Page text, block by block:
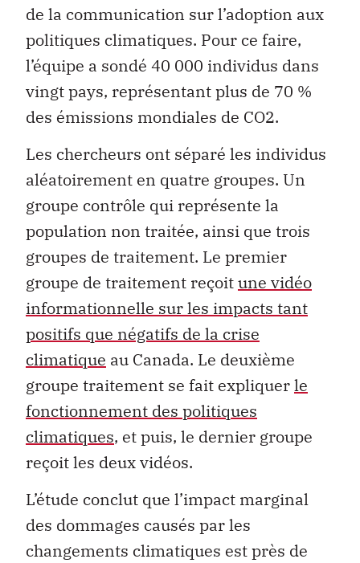
de la communication sur l’adoption aux
politiques climatiques. Pour ce faire,
l’équipe a sondé 40 000 individus dans
vingt pays, représentant plus de 70 %
des émissions mondiales de CO2.
Les chercheurs ont séparé les individus
aléatoirement en quatre groupes. Un
groupe contrôle qui représente la
population non traitée, ainsi que trois
groupes de traitement. Le premier
groupe de traitement reçoitune vidéo
informationnelle sur les impacts tant
positifs que négatifs de la crise
climatique au Canada. Le deuxième
groupe traitement se fait expliquerle
fonctionnement des politiques
climatiques, et puis, le dernier groupe
reçoit les deux vidéos.
L’étude conclut que l’impact marginal
des dommages causés par les
changements climatiques est près de